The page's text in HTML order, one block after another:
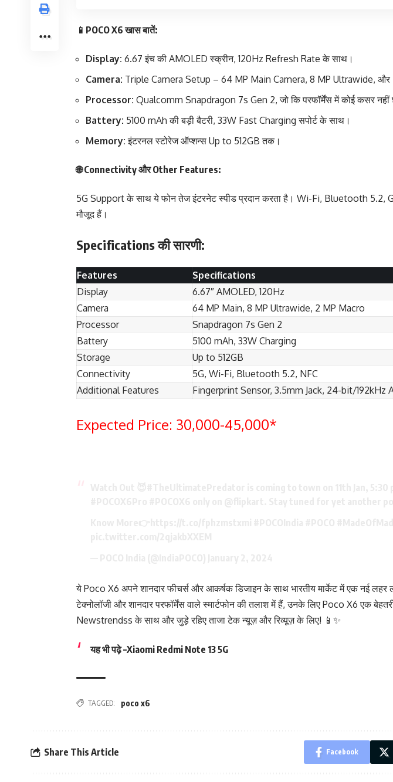
📱POCO X6 खास बातें:
Display: 6.67 इंच की AMOLED स्क्रीन, 120Hz Refresh Rate के साथ।
Camera: Triple Camera Setup – 64 MP Main Camera, 8 MP Ultrawide, और
Processor: Qualcomm Snapdragon 7s Gen 2, जो कि परफॉर्मेंस में कोई कसर नहीं
Battery: 5100 mAh की बड़ी बैटरी, 33W Fast Charging सपोर्ट के साथ।
Memory: इंटरनल स्टोरेज ऑप्शन्स Up to 512GB तक।
🌐 Connectivity और Other Features:
5G Support के साथ ये फोन तेज इंटरनेट स्पीड प्रदान करता है। Wi-Fi, Bluetooth 5.2,
मौजूद हैं।
Specifications की सारणी:
Features
Specifications
Display
6.67″ AMOLED, 120Hz
Camera
64 MP Main, 8 MP Ultrawide, 2 MP Macro
Processor
Snapdragon 7s Gen 2
Battery
5100 mAh, 33W Charging
Storage
Up to 512GB
Connectivity
5G, Wi-Fi, Bluetooth 5.2, NFC
Additional Features
Fingerprint Sensor, 3.5mm Jack, 24-bit/192kHz
Expected Price: 30,000-45,000*
ये Poco X6 अपने शानदार फीचर्स और आकर्षक डिजाइन के साथ भारतीय मार्केट में एक नई लहर
टेक्नोलॉजी और शानदार परफॉर्मेंस वाले स्मार्टफोन की तलाश में हैं, उनके लिए Poco X6 एक
Newstrendss के साथ और जुड़े रहिए ताजा टेक न्यूज़ और रिव्यूज़ के लिए! 📱✨
यह भी पढ़े–Xiaomi Redmi Note 13 5G
TAGGED: poco x6
Share This Article Facebook